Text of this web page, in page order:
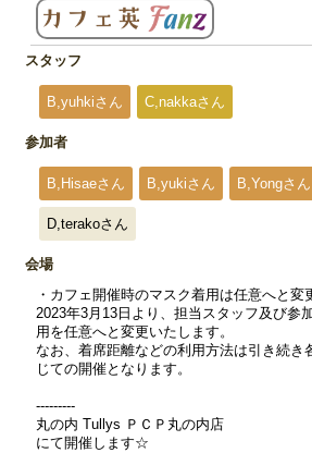
スタッフ
B,yuhkiさん C,nakkaさん
参加者
B,Hisaeさん B,yukiさん B,Yongさん
D,terakoさん
会場
・カフェ開催時のマスク着用は任意へと変
2023年3月13日より、担当スタッフ及び参
用を任意へと変更いたします。
なお、着席距離などの利用方法は引き続き
じての開催となります。
---------
丸の内 Tullys ＰＣＰ丸の内店
にて開催します☆